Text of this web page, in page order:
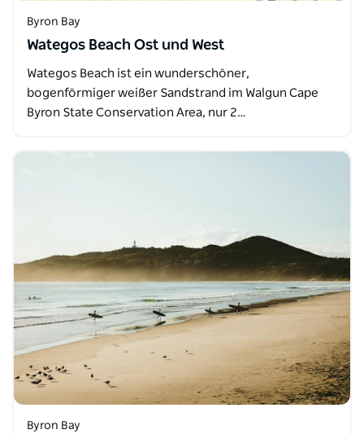
Byron Bay
Wategos Beach Ost und West
Wategos Beach ist ein wunderschöner,
bogenförmiger weißer Sandstrand im Walgun Cape
Byron State Conservation Area, nur 2…
Byron Bay